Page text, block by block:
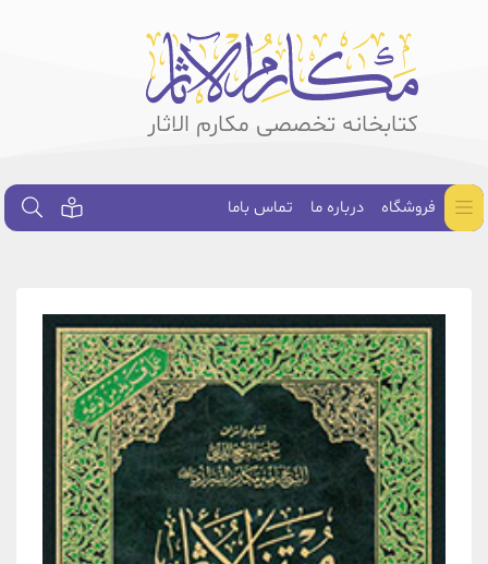
کتابخانه تخصصی مکارم الاثار
فروشگاه درباره ما تماس باما